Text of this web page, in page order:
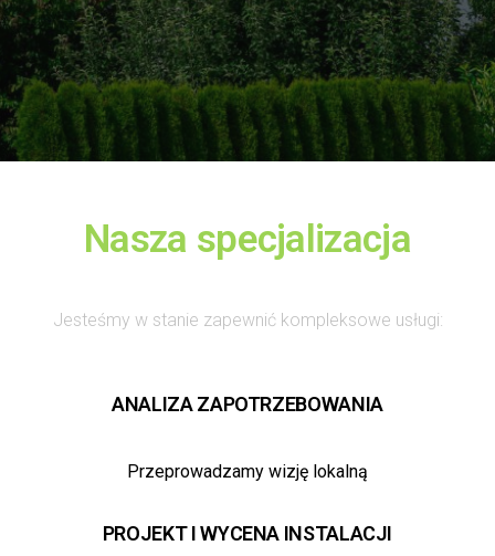
Nasza specjalizacja
Jesteśmy w stanie zapewnić kompleksowe usługi:
ANALIZA ZAPOTRZEBOWANIA
Przeprowadzamy wizję lokalną
PROJEKT I WYCENA INSTALACJI